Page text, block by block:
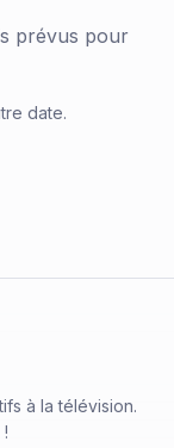
prévus pour
date.
à la télévision.